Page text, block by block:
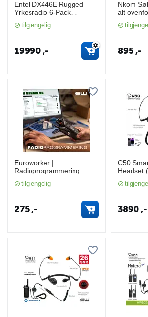
Entel DX446E Rugged
Yrkesradio 6-Pack
tilgjengelig
19990,-
Nkom
alt
og
895,-
Euroworker |
Radioprogrammering
tilgjengelig
275,-
C50
Headset
3890,-